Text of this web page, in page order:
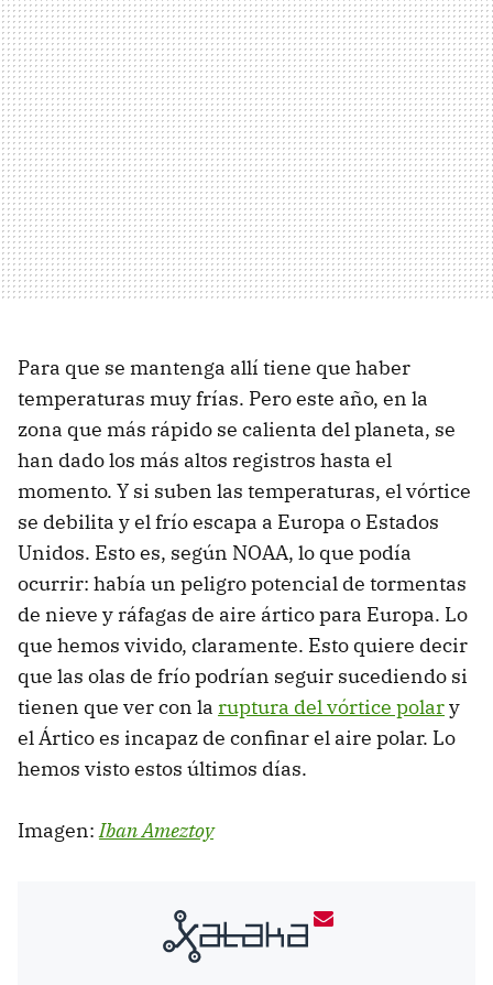
Para que se mantenga allí tiene que haber
temperaturas muy frías. Pero este año, en la
zona que más rápido se calienta del planeta, se
han dado los más altos registros hasta el
momento. Y si suben las temperaturas, el vórtice
se debilita y el frío escapa a Europa o Estados
Unidos. Esto es, según NOAA, lo que podía
ocurrir: había un peligro potencial de tormentas
de nieve y ráfagas de aire ártico para Europa. Lo
que hemos vivido, claramente. Esto quiere decir
que las olas de frío podrían seguir sucediendo si
tienen que ver con la ruptura del vórtice polary
el Ártico es incapaz de confinar el aire polar. Lo
hemos visto estos últimos días.
Imagen:Iban Ameztoy